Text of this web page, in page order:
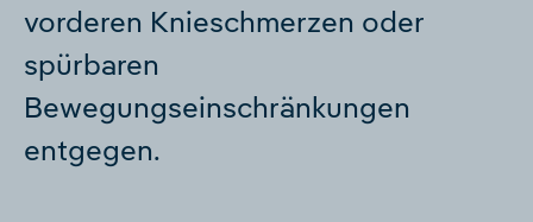
vorderen Knieschmerzen oder
spürbaren
Bewegungseinschränkungen
entgegen.